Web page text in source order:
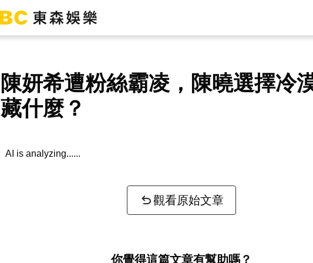
陳妍希遭粉絲霸凌，陳曉選擇冷
藏什麼？
AI is analyzing...
觀看原始文章
你覺得這篇文章有幫助嗎？